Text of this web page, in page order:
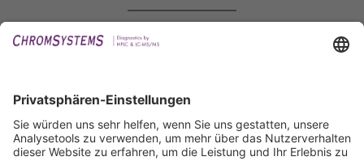
IFU anfordern
Zertifizierungen